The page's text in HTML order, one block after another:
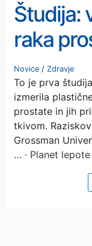
Študija:
raka
Novice / Zdravje
To je prva
izmerila
prostate in jih
tkivom.
Grossman
… · Planet lepote